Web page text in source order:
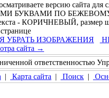
версию сайта для
БУКВАМИ ПО
- КОРИЧНЕВЫЙ, размер
УБРАТЬ ИЗОБРАЖЕНИЯ
сайта →
ответственностью
| Карта сайта | Поиск |